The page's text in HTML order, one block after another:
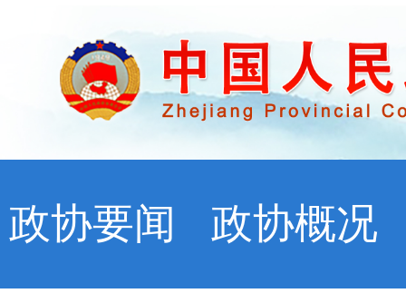
政协要闻 政协概况